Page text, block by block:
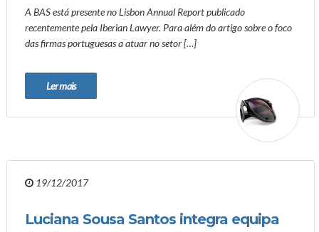
A BAS está presente no Lisbon Annual Report publicado
recentemente pela Iberian Lawyer. Para além do artigo sobre o foco
das firmas portuguesas a atuar no setor […]
Ler mais
19/12/2017
Luciana Sousa Santos integra equipa